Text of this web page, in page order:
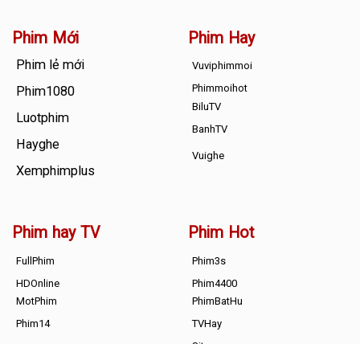
Phim Mới
Phim lẻ mới
Phim1080
Luotphim
Hayghe
Xemphimplus
Phim Hay
Vuviphimmoi
Phimmoihot
BiluTV
BanhTV
Vuighe
Phim hay TV
FullPhim
HDOnline
MotPhim
Phim14
Phim Hot
Phim3s
Phim4400
PhimBatHu
TVHay